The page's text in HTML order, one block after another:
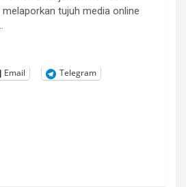
melaporkan tujuh media online
Email
Telegram